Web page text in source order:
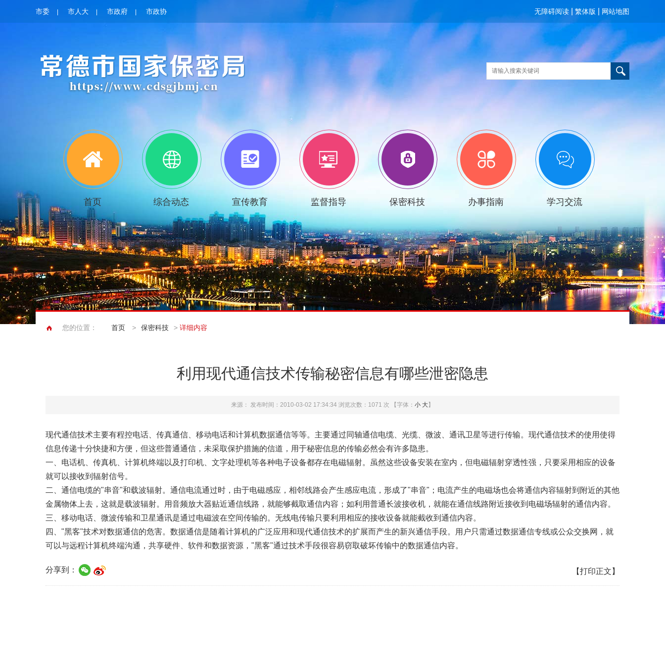
市委 市人大 市政府 市政协 无障碍阅读 繁体版 网站地图
首页 综合动态 宣传教育 监督指导 保密科技 办事指南 学习交流
您的位置： 首页 > 保密科技 > 详细内容
利用现代通信技术传输秘密信息有哪些泄密隐患
来源： 发布时间：2010-03-02 17:34:34 浏览次数： 1071 次 【字体： 小 大】
现代通信技术主要有程控电话、传真通信、移动电话和计算机数据通信等等。主要通过同轴通信电缆、光缆、微波、通讯卫星等进行传输。现代通信技术的使用使得
信息传递十分快捷和方便，但这些普通通信，未采取保护措施的信道，用于秘密信息的传输必然会有许多隐患。
一、电话机、传真机、计算机终端以及打印机、文字处理机等各种电子设备都存在电磁辐射。虽然这些设备安装在室内，但电磁辐射穿透性强，只要采用相应的设备
就可以接收到辐射信号。
二、通信电缆的"串音"和载波辐射。通信电流通过时，由于电磁感应，相邻线路会产生感应电流，形成了"串音"；电流产生的电磁场也会将通信内容辐射到附近的其他
金属物体上去，这就是载波辐射。用音频放大器贴近通信线路，就能够截取通信内容；如利用普通长波接收机，就能在通信线路附近接收到电磁场辐射的通信内容。
三、移动电话、微波传输和卫星通讯是通过电磁波在空间传输的。无线电传输只要利用相应的接收设备就能截收到通信内容。
四、"黑客"技术对数据通信的危害。数据通信是随着计算机的广泛应用和现代通信技术的扩展而产生的新兴通信手段。用户只需通过数据通信专线或公众交换网，就
可以与远程计算机终端沟通，共享硬件、软件和数据资源，"黑客"通过技术手段很容易窃取破坏传输中的数据通信内容。
分享到： 【打印正文】